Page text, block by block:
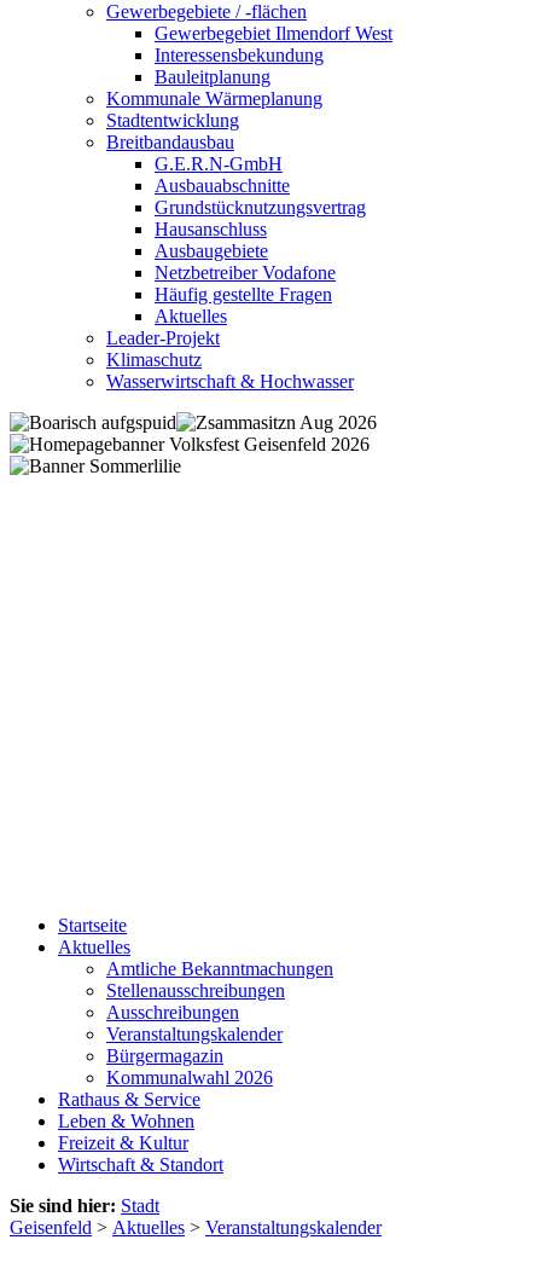
Gewerbegebiete / -flächen
Gewerbegebiet Ilmendorf West
Interessensbekundung
Bauleitplanung
Kommunale Wärmeplanung
Stadtentwicklung
Breitbandausbau
G.E.R.N-GmbH
Ausbauabschnitte
Grundstücknutzungsvertrag
Hausanschluss
Ausbaugebiete
Netzbetreiber Vodafone
Häufig gestellte Fragen
Aktuelles
Leader-Projekt
Klimaschutz
Wasserwirtschaft & Hochwasser
Startseite
Aktuelles
Amtliche Bekanntmachungen
Stellenausschreibungen
Ausschreibungen
Veranstaltungskalender
Bürgermagazin
Kommunalwahl 2026
Rathaus & Service
Leben & Wohnen
Freizeit & Kultur
Wirtschaft & Standort
Sie sind hier: Stadt
Geisenfeld > Aktuelles > Veranstaltungskalender